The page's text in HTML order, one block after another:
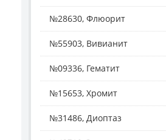
№28630, Флюорит
№55903, Вивианит
№09336, Гематит
№15653, Хромит
№31486, Диоптаз